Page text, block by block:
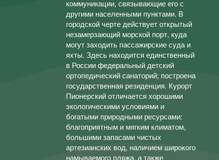
коммуникации, связывающие его с
другими населенными пунктами. В
городской черте действует открытый
незамерзающий морской порт, куда
могут заходить пассажирские суда и
яхты. Здесь находится единственный
в России федеральный детский
ортопедический санаторий; построена
государственная резиденция. Курорт
Пионерский отличается хорошими
экологическими условиями и
богатыми природными ресурсами:
благоприятным и мягким климатом,
большими запасами чистых
артезианских вод, наличием широкого
намываемого пляжа, а также